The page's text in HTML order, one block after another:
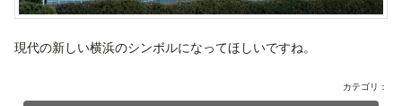
現代の新しい横浜のシンボルになってほしいですね。
カテゴリ：